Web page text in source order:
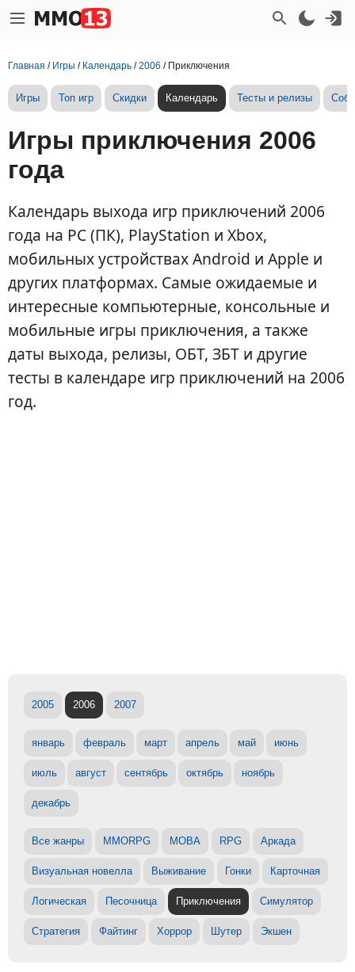
Главная / Игры / Календарь /2006 / Приключения
Игры Топ игр Скидки Календарь Тесты и релизы
Игры приключения 2006
года
Календарь выхода игр приключений 2006
года на PC (ПК), PlayStation и Xbox,
мобильных устройствах Android и Apple и
других платформах. Самые ожидаемые и
интересные компьютерные, консольные и
мобильные игры приключения, а также
даты выхода, релизы, ОБТ, ЗБТ и другие
тесты в календаре игр приключений на 2006
год.
2005 2006 2007
январь февраль март апрель май июнь
июль август сентябрь октябрь ноябрь
декабрь
Все жанры MMORPG MOBA RPG Аркада
Визуальная новелла Выживание Гонки Карточная
Логическая Песочница Приключения Симулятор
Стратегия Файтинг Хоррор Шутер Экшен